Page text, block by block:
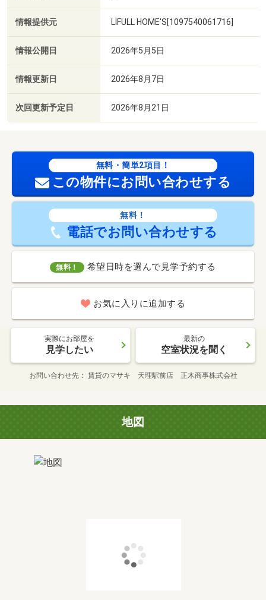
情報提供元 LIFULL HOME'S[1097540061716]
情報公開日 2026年5月5日
情報更新日 2026年8月7日
次回更新予定日 2026年8月21日
無料・簡単2項目！
この物件にお問い合わせする
無料！
電話でお問い合わせする
無料！ 希望日時を選んで見学予約する
お気に入りに追加する
実際にお部屋を
見学したい
最新の
空室状況を聞く
お問い合わせ先 賃貸のマサキ 天理駅前店 正木商事株式会社
地図